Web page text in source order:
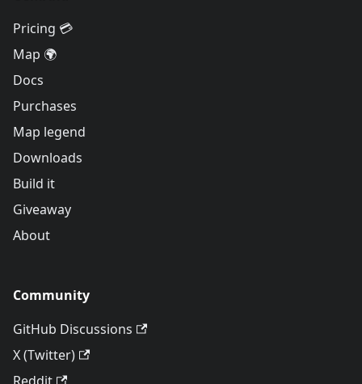
Pricing 💳
Map 🌍
Docs
Purchases
Map legend
Downloads
Build it
Giveaway
About
Community
GitHub Discussions
X (Twitter)